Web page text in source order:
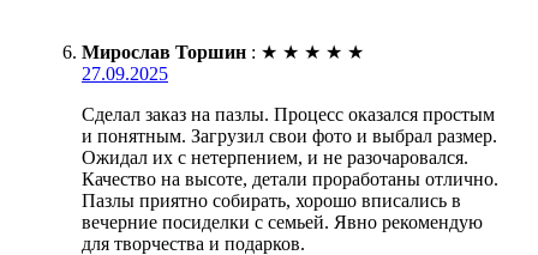
Мирослав Торшин : ★ ★ ★ ★ ★
27.09.2025
Сделал заказ на пазлы. Процесс оказался простым
и понятным. Загрузил свои фото и выбрал размер.
Ожидал их с нетерпением, и не разочаровался.
Качество на высоте, детали проработаны отлично.
Пазлы приятно собирать, хорошо вписались в
вечерние посиделки с семьей. Явно рекомендую
для творчества и подарков.